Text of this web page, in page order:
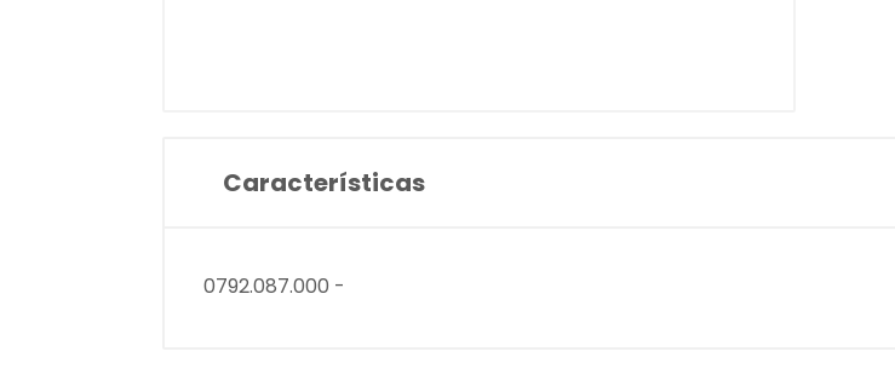
Características
0792.087.000 -